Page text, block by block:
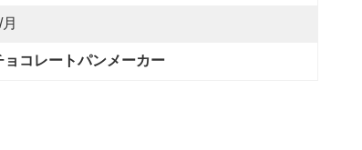
ョコレートパンメーカー